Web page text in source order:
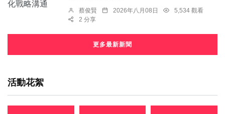
蔡俊賢 2026年八月08日
5,534 觀看
2 分享
更多最新新聞
活動花絮